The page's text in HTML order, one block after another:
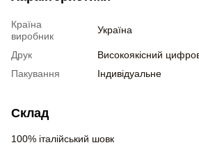
Країна
виробник
Україна
Друк
Високоякісний
Пакування
Індивідуальне
Склад
100% італійський шовк